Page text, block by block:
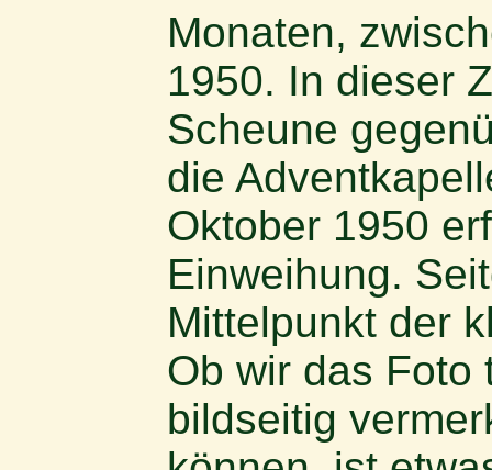
Monaten,
1950. In dieser
Scheune
die
Oktober 1950
Einweihung.
Mittelpunkt der
Ob wir das Foto
bildseitig